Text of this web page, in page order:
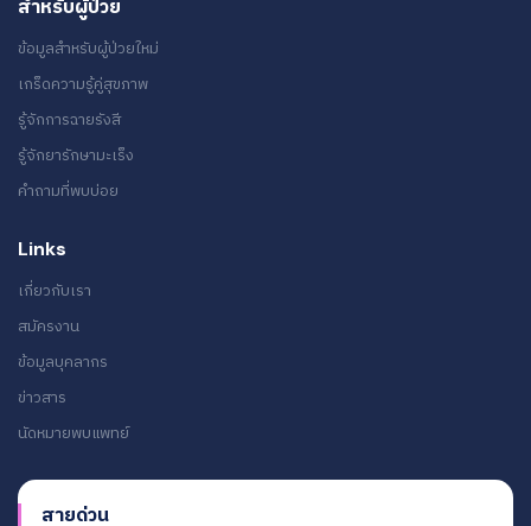
สำหรับผู้ป่วย
ข้อมูลสำหรับผู้ป่วยใหม่
เกร็ดความรู้คู่สุขภาพ
รู้จักการฉายรังสี
รู้จักยารักษามะเร็ง
คำถามที่พบบ่อย
Links
เกี่ยวกับเรา
สมัครงาน
ข้อมูลบุคลากร
ข่าวสาร
นัดหมายพบแพทย์
สายด่วน